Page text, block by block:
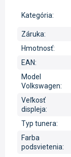
Kategória:
Záruka:
Hmotnosť:
EAN:
Model
Volkswagen:
Veľkosť
displeja:
Typ tunera:
Farba
podsvietenia: